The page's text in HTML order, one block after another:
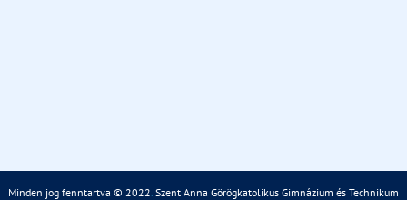
Minden jog fenntartva © 2022. Szent Anna Görögkatolikus Gimnázium és Technikum